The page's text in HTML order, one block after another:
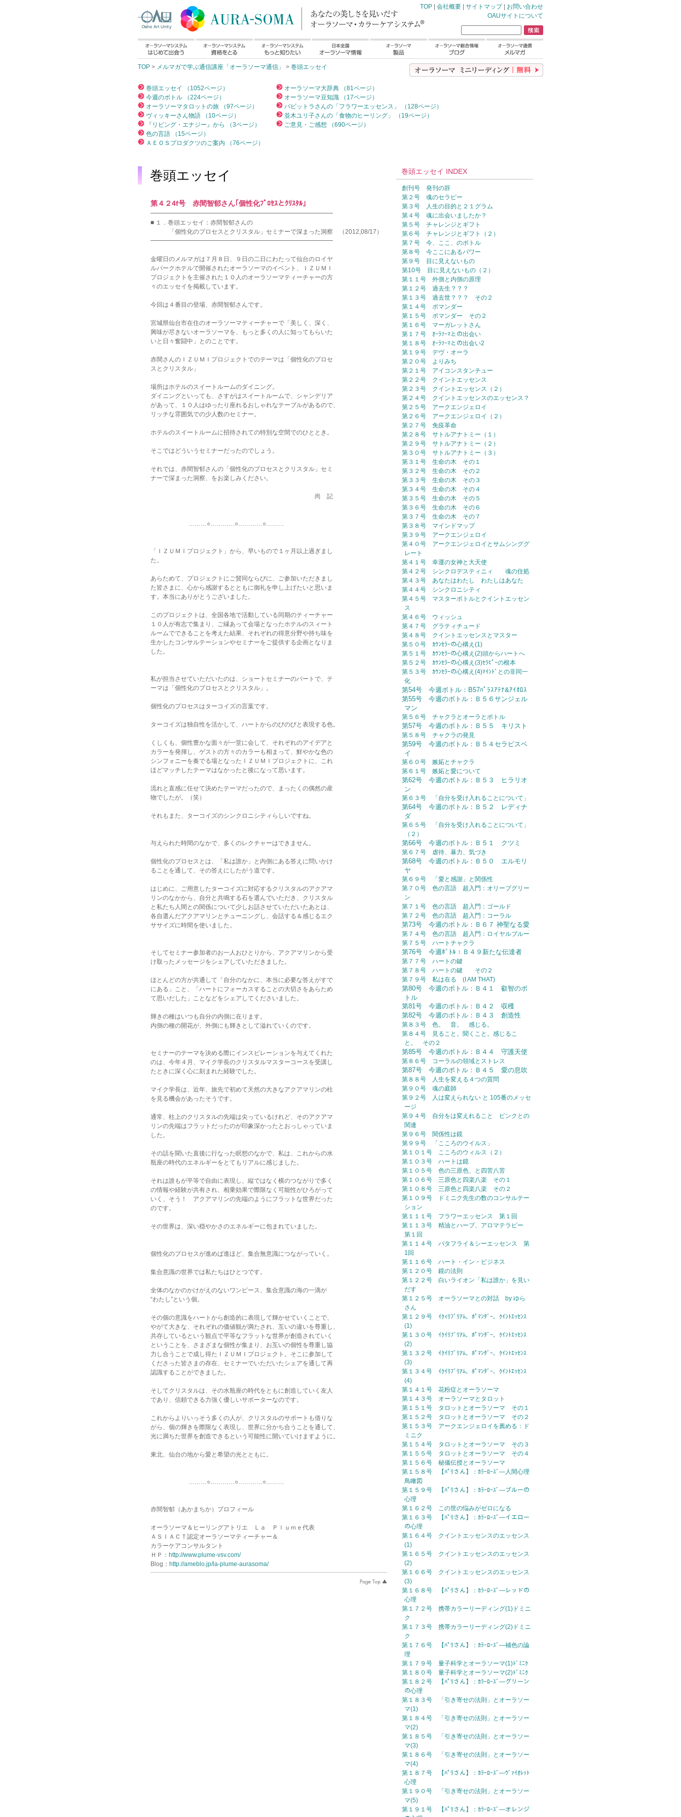
TOP | 会社概要 | サイトマップ| お問い合わせ
OAUサイトについて
TOP > メルマガで学ぶ通信講座「オーラソーマ通信」 > 巻頭エッセイ
巻頭エッセイ （1052ページ）
今週のボトル （224ページ）
オーラソーマタロットの旅 （97ページ）
ヴィッキーさん物語 （10ページ）
『リビング・エナジー』から （3ページ）
色の言語 （15ページ）
ＡＥＯＳプロダクツのご案内 （76ページ）
オーラソーマ大辞典 （81ページ）
オーラソーマ豆知識 （17ページ）
パビットラさんの「フラワーエッセンス」 （128ページ）
並木ユリ子さんの「食物のヒーリング」 （19ページ）
ご意見・ご感想 （690ページ）
巻頭エッセイ
第４２4f号 赤間智郁さん｢個性化ﾌﾟﾛｾｽとｸﾘｽﾀﾙ｣
━━━━━━━━━━━━━━━━━━━━━━━━━━━━━━
■ １．巻頭エッセイ：赤間智郁さんの
「個性化のプロセスとクリスタル」セミナーで深まった洞察 （2012,08/17）
━━━━━━━━━━━━━━━━━━━━━━━━━━━━━━
金曜日のメルマガは７月８日、９日の二日にわたって仙台のロイヤ
ルパークホテルで開催されたオーラソーマのイベント、ＩＺＵＭＩ
プロジェクトを主催された１０人のオーラソーマティーチャーの方
々のエッセイを掲載しています。
今回は４番目の登場、赤間智郁さんです。
宮城県仙台市在住のオーラソーマティーチャーで「美しく、深く、
興味が尽きないオーラソーマを、もっと多くの人に知ってもらいた
いと日々奮闘中」とのことです。
赤間さんのＩＺＵＭＩプロジェクトでのテーマは「個性化のプロセ
スとクリスタル」
場所はホテルのスイートルームのダイニング。
ダイニングといっても、さすがはスイートルームで、シャンデリア
があって、１０人はゆったり座れるおしゃれなテーブルがあるので、
リッチな雰囲気での少人数のセミナー。
ホテルのスイートルームに招待されての特別な空間でのひととき。
そこではどういうセミナーだったのでしょう。
それでは、赤間智郁さんの「個性化のプロセスとクリスタル」セミ
ナーで深まった洞察、をお楽しみください。
尚 記
………○…………○…………○………
「ＩＺＵＭＩプロジェクト」から、早いもので１ヶ月以上過ぎまし
た。
あらためて、プロジェクトにご賛同ならびに、ご参加いただきまし
た皆さまに、心から感謝するとともに御礼を申し上げたいと思いま
す。本当にありがとうございました。
このプロジェクトは、全国各地で活動している同期のティーチャー
１０人が有志で集まり、ご縁あって会場となったホテルのスィート
ルームでできることを考えた結果、それぞれの得意分野や持ち味を
生かしたコンサルテーションやセミナーをご提供する企画となりま
した。
私が担当させていただいたのは、ショートセミナーのパートで、テ
ーマは「個性化のプロセスとクリスタル」。
個性化のプロセスはターコイズの言葉です。
ターコイズは独自性を活かして、ハートからのびのびと表現する色。
くしくも、個性豊かな面々が一堂に会して、それぞれのアイデアと
カラーを発揮し、ゲストの方々のカラーも相まって、鮮やかな色の
シンフォニーを奏でる場となったＩＺＵＭＩプロジェクトに、これ
ほどマッチしたテーマはなかったと後になって思います。
流れと直感に任せて決めたテーマだったので、まったくの偶然の産
物でしたが。（笑）
それもまた、ターコイズのシンクロニシティらしいですね。
与えられた時間のなかで、多くのレクチャーはできません。
個性化のプロセスとは、「私は誰か」と内側にある答えに問いかけ
ることを通して、その答えにしたがう道です。
はじめに、ご用意したターコイズに対応するクリスタルのアクアマ
リンのなかから、自分と共鳴する石を選んでいただき、クリスタル
と私たち人間との関係について少しお話させていただいたあとは、
各自選んだアクアマリンとチューニングし、会話する＆感じるエク
ササイズに時間を使いました。
そしてセミナー参加者のお一人おひとりから、アクアマリンから受
け取ったメッセージをシェアしていただきました。
ほとんどの方が共通して「自分のなかに、本当に必要な答えがすで
にある」こと、「ハートにフォーカスすることの大切さをあらため
て思いだした」ことなどをシェアしてくださいました。
輝きの種はいつも自分の内側に在ります。
内側の種の開花が、外側にも輝きとして溢れていくのです。
セミナーのテーマを決める際にインスピレーションを与えてくれた
のは、今年４月、マイク学長のクリスタルマスターコースを受講し
たときに深く心に刻まれた経験でした。
マイク学長は、近年、旅先で初めて天然の大きなアクアマリンの柱
を見る機会があったそうです。
通常、柱上のクリスタルの先端は尖っているけれど、そのアクアマ
リンの先端はフラットだったのが印象深かったとおっしゃっていま
した。
その話を聞いた直後に行なった瞑想のなかで、私は、これからの水
瓶座の時代のエネルギーをとてもリアルに感じました。
それは誰もが平等で自由に表現し、縦ではなく横のつながりで多く
の情報や経験が共有され、相乗効果で際限なく可能性がひろがって
いく、そう！ アクアマリンの先端のようにフラットな世界だった
のです。
その世界は、深い穏やかさのエネルギーに包まれていました。
個性化のプロセスが進めば進ほど、集合無意識につながっていく。
集合意識の世界では私たちはひとつです。
全体のなかのかけがえのないワンピース、集合意識の海の一滴が
“わたし”という個。
その個の意識をハートから創造的に表現して輝かせていくことで、
やがて大きな、それぞれの価値観が満たされ、互いの違いを尊重し、
共存しているという観点で平等なフラットな世界が創造されていく
ということを、さまざまな個性が集まり、お互いの個性を尊重し協
力し合うことで成し得たＩＺＵＭＩプロジェクト。そこに参加して
くださった皆さまの存在、セミナーでいただいたシェアを通して再
認識することができました。
そしてクリスタルは、その水瓶座の時代をともに創造していく友人
であり、信頼できる力強く優しいサポーターなのです。
これからよりいっそう多くの人が、クリスタルのサポートも借りな
がら、個の輝きを際限なく表現し、世界に分かち合うことを通して、
光に満ちた世界を創造できるという可能性に開いていけますように。
東北、仙台の地から愛と希望の光とともに。
………○…………○…………○………
赤間智郁（あかまちか）プロフィール
オーラソーマ＆ヒーリングアトリエ Ｌａ Ｐｌｕｍｅ代表
ＡＳＩＡＣＴ認定オーラソーマティーチャー＆
カラーケアコンサルタント
ＨＰ： http://www.plume-vsv.com/
Blog： http://ameblo.jp/la-plume-aurasoma/
巻頭エッセイ INDEX
創刊号 発刊の辞
第２号 魂のセラピー
第３号 人生の目的と２１グラム
第４号 魂に出会いましたか？
第５号 チャレンジとギフト
第６号 チャレンジとギフト（２）
第７号 今、ここ、のボトル
第８号 今ここにあるパワー
第９号 目に見えないもの
第10号 目に見えないもの（２）
第１１号 外側と内側の原理
第１２号 過去生？？？
第１３号 過去世？？？ その２
第１４号 ポマンダー
第１５号 ポマンダー その２
第１６号 マーガレットさん
第１７号 ｵｰﾗｿｰﾏとの出会い
第１８号 ｵｰﾗｿｰﾏとの出会い2
第１９号 デヴ・オーラ
第２０号 よりみち
第２１号 アイコンスタンチュー
第２２号 クイントエッセンス
第２３号 クイントエッセンス（２）
第２４号 クイントエッセンスのエッセンス？
第２５号 アークエンジェロイ
第２６号 アークエンジェロイ（２）
第２７号 免疫革命
第２８号 サトルアナトミー（１）
第２９号 サトルアナトミー（２）
第３０号 サトルアナトミー（３）
第３１号 生命の木 その１
第３２号 生命の木 その２
第３３号 生命の木 その３
第３４号 生命の木 その４
第３５号 生命の木 その５
第３６号 生命の木 その６
第３７号 生命の木 その７
第３８号 マインドマップ
第３９号 アークエンジェロイ
第４０号 アークエンジェロイとサムシンググ
レート
第４１号 幸運の女神と大天使
第４２号 シンクロデスティニィ 魂の住処
第４３号 あなたはわたし わたしはあなた
第４４号 シンクロニシティ
第４５号 マスターボトルとクイントエッセン
ス
第４６号 ウィッシュ
第４７号 グラティチュード
第４８号 クイントエッセンスとマスター
第５０号 ｶｳﾝｾﾗｰの心構え(1)
第５１号 ｶｳﾝｾﾗｰの心構え(2)頭からハートへ
第５２号 ｶｳﾝｾﾗｰの心構え(3)ｾﾗﾋﾟｰの根本
第５３号 ｶｳﾝｾﾗｰの心構え(4)ﾏｲﾝﾄﾞとの非同一
化
第54号 今週ボトル：B57ﾊﾟﾗｽｱﾃﾅ&ｱｲｵﾛｽ
第55号 今週のボトル：Ｂ５６サンジェル
マン
第５６号 チャクラとオーラとボトル
第57号 今週のボトル：Ｂ５５ キリスト
第５８号 チャクラの発見
第59号 今週のボトル：Ｂ５４セラピスベ
イ
第６０号 嫉妬とチャクラ
第６１号 嫉妬と愛について
第62号 今週のボトル：Ｂ５３ ヒラリオ
ン
第６３号 「自分を受け入れることについて」
第64号 今週のボトル：Ｂ５２ レディナ
ダ
第６５号 「自分を受け入れることについて」
（２）
第66号 今週のボトル：Ｂ５１ クツミ
第６７号 虐待、暴力、気づき
第68号 今週のボトル：Ｂ５０ エルモリ
ヤ
第６９号 「愛と感謝」と関係性
第７０号 色の言語 超入門：オリーブグリー
ン
第７１号 色の言語 超入門：ゴールド
第７２号 色の言語 超入門：コーラル
第73号 今週のボトル：Ｂ６７ 神聖なる愛
第７４号 色の言語 超入門：ロイヤルブルー
第７５号 ハートチャクラ
第76号 今週ﾎﾞﾄﾙ：Ｂ４９新たな伝達者
第７７号 ハートの鍵
第７８号 ハートの鍵 その２
第７９号 私は在る (I AM THAT)
第80号 今週のボトル：Ｂ４１ 叡智のボ
トル
第81号 今週のボトル：Ｂ４２ 収穫
第82号 今週のボトル：Ｂ４３ 創造性
第８３号 色。 音。 感じる。
第８４号 見ること。聞くこと。感じるこ
と。 その２
第85号 今週のボトル：Ｂ４４ 守護天使
第８６号 コーラルの領域とストレス
第87号 今週のボトル：Ｂ４５ 愛の息吹
第８８号 人生を変える４つの質問
第９０号 魂の庭師
第９２号 人は変えられない と 105番のメッセ
ージ
第９４号 自分をは変えれること ピンクとの
関連
第９６号 関係性は鏡
第９９号 「こころのウイルス」
第１０１号 こころのウィルス（２）
第１０３号 ハートは鏡
第１０５号 色の三原色、と四苦八苦
第１０６号 三原色と四楽八楽 その１
第１０８号 三原色と四楽八楽 その２
第１０９号 ドミニク先生の数のコンサルテー
ション
第１１１号 フラワーエッセンス 第１回
第１１３号 精油とハーブ、アロマテラピー
第１回
第１１４号 バタフライ＆シーエッセンス 第
1回
第１１６号 ハート・イン・ビジネス
第１２０号 鏡の法則
第１２２号 白いライオン「私は誰か」を見い
だす
第１２５号 オーラソーマとの対話 by ゆら
さん
第１２９号 ｲｸｨﾘﾌﾞﾘｱﾑ、ﾎﾟﾏﾝﾀﾞｰ、ｸｲﾝﾄｴｯｾﾝｽ
(1)
第１３０号 ｲｸｲﾘﾌﾞﾘｱﾑ、ﾎﾟﾏﾝﾀﾞｰ、ｸｲﾝﾄｴｯｾﾝｽ
(2)
第１３２号 ｲｸｲﾘﾌﾞﾘｱﾑ、ﾎﾟﾏﾝﾀﾞｰ、ｸｲﾝﾄｴｯｾﾝｽ
(3)
第１３４号 ｲｸｲﾘﾌﾞﾘｱﾑ、ﾎﾟﾏﾝﾀﾞｰ、ｸｲﾝﾄｴｯｾﾝｽ
(4)
第１４１号 花粉症とオーラソーマ
第１４３号 オーラソーマとタロット
第１５１号 タロットとオーラソーマ その１
第１５２号 タロットとオーラソーマ その２
第１５３号 アークエンジェロイを薦める：ド
ミニク
第１５４号 タロットとオーラソーマ その３
第１５５号 タロットとオーラソーマ その４
第１５６号 秘儀伝授とオーラソーマ
第１５８号 【ﾊﾟﾘさん】：ｶﾗｰﾛｰｽﾞ—人間心理
鳥瞰図
第１５９号 【ﾊﾟﾘさん】：ｶﾗｰﾛｰｽﾞ—ブルーの
心理
第１６２号 この世の悩みがゼロになる
第１６３号 【ﾊﾟﾘさん】：ｶﾗｰﾛｰｽﾞ—イエロー
の心理
第１６４号 クイントエッセンスのエッセンス
(1)
第１６５号 クイントエッセンスのエッセンス
(2)
第１６６号 クイントエッセンスのエッセンス
(3)
第１６８号 【ﾊﾟﾘさん】：ｶﾗｰﾛｰｽﾞ—レッドの
心理
第１７２号 携帯カラーリーディング(1)ドミニ
ク
第１７３号 携帯カラーリーディング(2)ドミニ
ク
第１７６号 【ﾊﾟﾘさん】：ｶﾗｰﾛｰｽﾞ—補色の論
理
第１７９号 量子科学とオーラソーマ(1)ﾄﾞﾐﾆｸ
第１８０号 量子科学とオーラソーマ(2)ﾄﾞﾐﾆｸ
第１８２号 【ﾊﾟﾘさん】：ｶﾗｰﾛｰｽﾞ—グリーン
の心理
第１８３号 「引き寄せの法則」とオーラソー
マ(1)
第１８４号 「引き寄せの法則」とオーラソー
マ(2)
第１８５号 「引き寄せの法則」とオーラソー
マ(3)
第１８６号 「引き寄せの法則」とオーラソー
マ(4)
第１８７号 【ﾊﾟﾘさん】：ｶﾗｰﾛｰｽﾞ—ｳﾞｧｲｵﾚｯﾄ
心理
第１９０号 「引き寄せの法則」とオーラソー
マ(5)
第１９１号 【ﾊﾟﾘさん】：ｶﾗｰﾛｰｽﾞ—オレンジ